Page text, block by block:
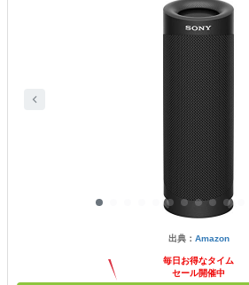
出典： Amazon
毎日お得なタイム
セール開催中